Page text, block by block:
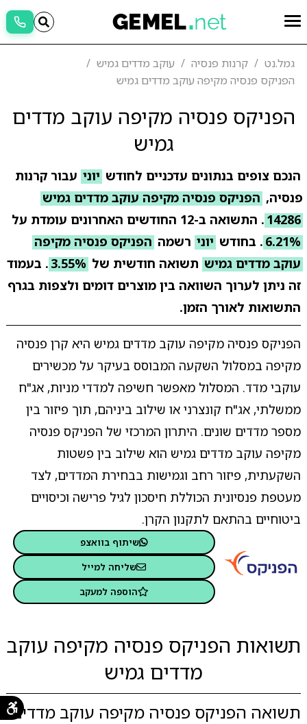
גמל.נט קרנות פנסיה
עוקב מדדים גמיש
הפניקס פנסיה מקיפה עוקב מדדים גמיש
הפניקס פנסיה מקיפה עוקב מדדים
גמיש
הנכם צופים בנתונים עדכניים לחודש יוני עבור קרנות
פנסיה, הפניקס פנסיה מקיפה עוקב מדדים גמיש
14286 . התשואה ב-12 החודשים האחרונים עומדת על
6.21% . בחודש יוני רשמה הפניקס פנסיה מקיפה
עוקב מדדים גמיש תשואה חודשית של 3.55% . בעמוד
זה ניתן לערוך השוואה בין מוצרים דומים ולצפות בגרף
התשואות לאורך הזמן.
הפניקס פנסיה מקיפה עוקב מדדים גמיש היא קרן פנסיה
מקיפה במסלול השקעה המבוסס בעיקר על מכשירים
עוקבי מדד. המסלול מאפשר חשיפה למדדי מניות, אג"ח
ממשלתי, אג"ח קונצרני או שילוב ביניהם, תוך פיזור בין
מספר מדדים שונים. היתרון המרכזי של הפניקס פנסיה
מקיפה עוקב מדדים גמיש הוא שילוב בין פשטות
השקעתית, פיזור רחב וגמישות בבחירת המדדים, לצד
מעטפת פנסיונית הכוללת חיסכון לגיל פרישה וכיסויים
ביטוחיים בהתאם לתקנון הקרן.
שיתוף בוואצפ
שליחה למייל
הוספה למעקב
תשואות הפניקס פנסיה מקיפה עוקב
מדדים גמיש
תשואה הפניקס פנסיה מקיפה עוקב מדדים